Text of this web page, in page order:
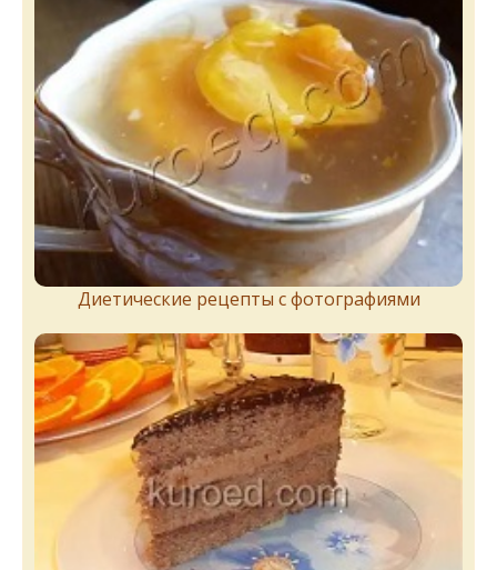
Диетические рецепты с фотографиями